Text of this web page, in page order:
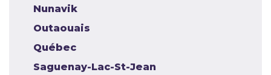
Nunavik
Outaouais
Québec
Saguenay-Lac-St-Jean